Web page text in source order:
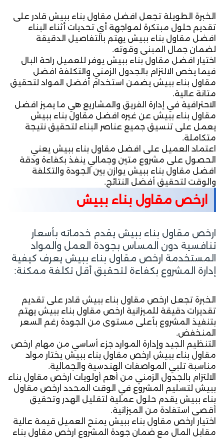
الخبرة الطويلة تجعل افضل مقاول بناء ببيش قادر على
تقديم حلول مبتكرة لمواجهة أي تحديات أثناء البناء
افضل مقاول بناء ببيش يهتم بالتفاصيل الدقيقة
لضمان جمال المبنى وقوته.
اختيار افضل مقاول بناء ببيش يوفر للعميل راحة البال
فيما يخص الالتزام بالجدول الزمني والتكلفة افضل
مقاول بناء ببيش يضمن استخدام أفضل المواد لتحقيق
متانة عالية.
الاحترافية في إدارة الفريق والمشاريع هي ما يميز افضل
مقاول بناء ببيش عن غيره افضل مقاول بناء ببيش
يعمل على تنسيق جميع عناصر البناء لتحقيق نتيجة
متكاملة.
اعتماد العميل على افضل مقاول بناء ببيش يعني
الحصول على مشروع متين وجمالي ينفذ بكفاءة ودقة
افضل مقاول بناء ببيش يوازن بين الجودة والتكلفة
والوقت لتحقيق أفضل النتائج.
ارخص مقاول بناء ببيش
ارخص مقاول بناء ببيش يقدم خدماته بأسعار
تنافسية دون المساس بجودة العمل والمواد
المستخدمة ارخص مقاول بناء ببيش يعرف كيفية
إدارة المشروع بكفاءة لتحقيق أقل تكلفة ممكنة:
الخبرة تجعل ارخص مقاول بناء ببيش قادر على تقديم
تقديرات دقيقة للميزانية ارخص مقاول بناء ببيش يهتم
بتنفيذ المشروع بأعلى مستوى من الجودة رغم السعر
المنخفض.
التنظيم الجيد وإدارة الموارد جزء أساسي من مهام ارخص
مقاول بناء ببيش ارخص مقاول بناء ببيش يختار مواد
مناسبة تلبي المواصفات الهندسية والجمالية.
الالتزام بالجدول الزمني من أهم أولويات ارخص مقاول بناء
ببيش لتسليم المشروع في الوقت المحدد ارخص مقاول
بناء ببيش يقدم حلول عملية لتقليل الهدر وتحقيق
أقصى استفادة من الميزانية.
اختيار ارخص مقاول بناء ببيش يمنح العميل قيمة عالية
مقابل المال مع ضمان جودة المشروع ارخص مقاول بناء